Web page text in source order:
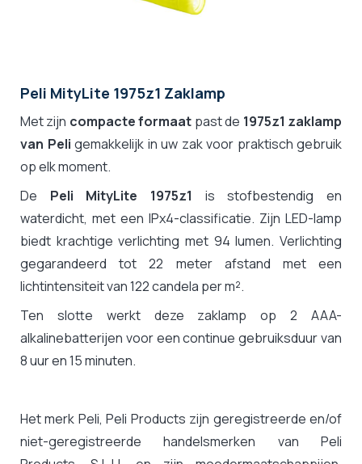
Peli MityLite 1975z1 Zaklamp
Met zijn compacte formaat past de 1975z1 zaklamp
van Peli gemakkelijk in uw zak voor praktisch gebruik
op elk moment.
De Peli MityLite 1975z1 is stofbestendig en
waterdicht, met een IPx4-classificatie. Zijn LED-lamp
biedt krachtige verlichting met 94 lumen. Verlichting
gegarandeerd tot 22 meter afstand met een
lichtintensiteit van 122 candela per m².
Ten slotte werkt deze zaklamp op 2 AAA-
alkalinebatterijen voor een continue gebruiksduur van
8 uur en 15 minuten.
Het merk Peli, Peli Products zijn geregistreerde en/of
niet-geregistreerde handelsmerken van Peli